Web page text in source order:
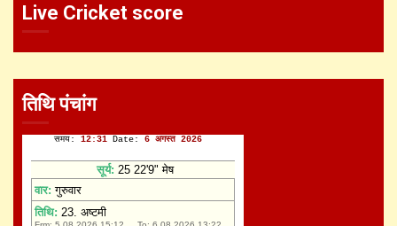
Live Cricket score
तिथि पंचांग